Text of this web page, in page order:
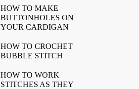
HOW TO MAKE
BUTTONHOLES ON
YOUR CARDIGAN
HOW TO CROCHET
BUBBLE STITCH
HOW TO WORK
STITCHES AS THEY